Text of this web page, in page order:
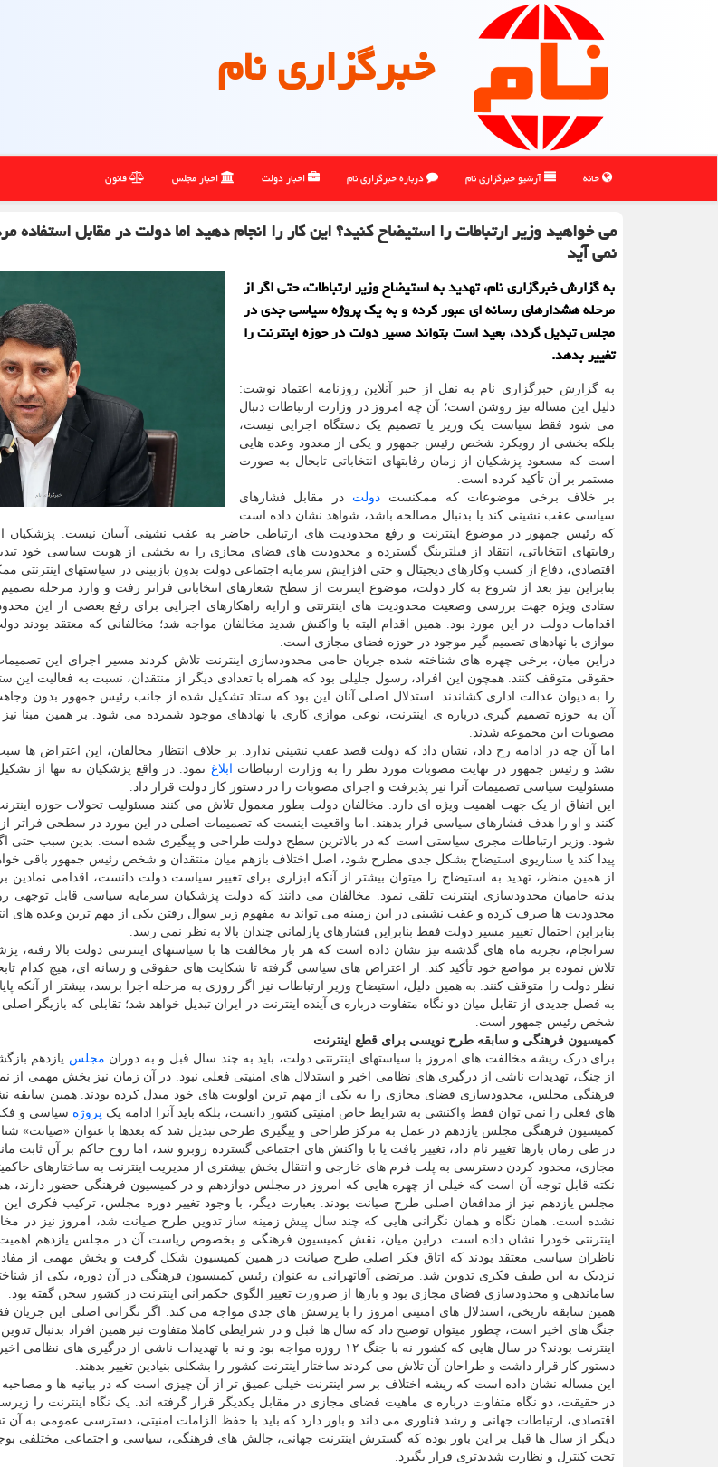
خبرگزاری نام
خانه آرشیو خبرگزاری نام درباره خبرگزاری نام اخبار دولت اخبار مجلس قانون
می خواهید وزیر ارتباطات را استیضاح کنید؟ این کار را انجام دهید اما دولت در مقابل استفاده
نمی آید
به گزارش خبرگزاری نام، تهدید به استیضاح وزیر ارتباطات، حتی اگر از
مرحله هشدارهای رسانه ای عبور کرده و به یک پروژه سیاسی جدی در
مجلس تبدیل گردد، بعید است بتواند مسیر دولت در حوزه اینترنت را
تغییر بدهد.
به گزارش خبرگزاری نام به نقل از خبر آنلاین روزنامه اعتماد نوشت:
دلیل این مساله نیز روشن است؛ آن چه امروز در وزارت ارتباطات دنبال
می شود فقط سیاست یک وزیر یا تصمیم یک دستگاه اجرایی نیست،
بلکه بخشی از رویکرد شخص رئیس جمهور و یکی از معدود وعده هایی
است که مسعود پزشکیان از زمان رقابتهای انتخاباتی تابحال به صورت
مستمر بر آن تأکید کرده است.
بر خلاف برخی موضوعات که ممکنست دولت در مقابل فشارهای
سیاسی عقب نشینی کند یا بدنبال مصالحه باشد، شواهد نشان داده است
که رئیس جمهور در موضوع اینترنت و رفع محدودیت های ارتباطی حاضر به عقب نشینی آسان نیست. پزشکیان
رقابتهای انتخاباتی، انتقاد از فیلترینگ گسترده و محدودیت های فضای مجازی را به بخشی از هویت سیاسی خود
اقتصادی، دفاع از کسب وکارهای دیجیتال و حتی افزایش سرمایه اجتماعی دولت بدون بازبینی در سیاستهای اینترنتی
بنابراین نیز بعد از شروع به کار دولت، موضوع اینترنت از سطح شعارهای انتخاباتی فراتر رفت و وارد مرحله
ستادی ویژه جهت بررسی وضعیت محدودیت های اینترنتی و ارایه راهکارهای اجرایی برای رفع بعضی از این
اقدامات دولت در این مورد بود. همین اقدام البته با واکنش شدید مخالفان مواجه شد؛ مخالفانی که معتقد بودند
موازی با نهادهای تصمیم گیر موجود در حوزه فضای مجازی است.
دراین میان، برخی چهره های شناخته شده جریان حامی محدودسازی اینترنت تلاش کردند مسیر اجرای این
حقوقی متوقف کنند. همچون این افراد، رسول جلیلی بود که همراه با تعدادی دیگر از منتقدان، نسبت به فعالیت این
را به دیوان عدالت اداری کشاندند. استدلال اصلی آنان این بود که ستاد تشکیل شده از جانب رئیس جمهور بدون
آن به حوزه تصمیم گیری درباره ی اینترنت، نوعی موازی کاری با نهادهای موجود شمرده می شود. بر همین مبنا
مصوبات این مجموعه شدند.
اما آن چه در ادامه رخ داد، نشان داد که دولت قصد عقب نشینی ندارد. بر خلاف انتظار مخالفان، این اعتراض ها
نشد و رئیس جمهور در نهایت مصوبات مورد نظر را به وزارت ارتباطات
ابلاغ نمود. در واقع پزشکیان نه تنها از
مسئولیت سیاسی تصمیمات آنرا نیز پذیرفت و اجرای مصوبات را در دستور کار دولت قرار داد.
این اتفاق از یک جهت اهمیت ویژه ای دارد. مخالفان دولت بطور معمول تلاش می کنند مسئولیت تحولات حوزه
کنند و او را هدف فشارهای سیاسی قرار بدهند. اما واقعیت اینست که تصمیمات اصلی در این مورد در سطحی فراتر از
شود. وزیر ارتباطات مجری سیاستی است که در بالاترین سطح دولت طراحی و پیگیری شده است. بدین سبب حتی
پیدا کند یا سناریوی استیضاح بشکل جدی مطرح شود، اصل اختلاف بازهم میان منتقدان و شخص رئیس جمهور باقی
از همین منظر، تهدید به استیضاح را میتوان بیشتر از آنکه ابزاری برای تغییر سیاست دولت دانست، اقدامی نمادین
بدنه حامیان محدودسازی اینترنت تلقی نمود. مخالفان می دانند که دولت پزشکیان سرمایه سیاسی قابل توجهی
محدودیت ها صرف کرده و عقب نشینی در این زمینه می تواند به مفهوم زیر سوال رفتن یکی از مهم ترین وعده های
بنابراین احتمال تغییر مسیر دولت فقط بنابراین فشارهای پارلمانی چندان بالا به نظر نمی رسد.
سرانجام، تجربه ماه های گذشته نیز نشان داده است که هر بار مخالفت ها با سیاستهای اینترنتی دولت بالا رفته،
تلاش نموده بر مواضع خود تأکید کند. از اعتراض های سیاسی گرفته تا شکایت های حقوقی و رسانه ای، هیچ کدام
نظر دولت را متوقف کنند. به همین دلیل، استیضاح وزیر ارتباطات نیز اگر روزی به مرحله اجرا برسد، بیشتر از آنکه
به فصل جدیدی از تقابل میان دو نگاه متفاوت درباره ی آینده اینترنت در ایران تبدیل خواهد شد؛ تقابلی که بازیگر اصلی
شخص رئیس جمهور است.
کمیسیون فرهنگی و سابقه طرح نویسی برای قطع اینترنت
برای درک ریشه مخالفت های امروز با سیاستهای اینترنتی دولت، باید به چند سال قبل و به دوران مجلس یازدهم
از جنگ، تهدیدات ناشی از درگیری های نظامی اخیر و استدلال های امنیتی فعلی نبود. در آن زمان نیز بخش مهمی از
فرهنگی مجلس، محدودسازی فضای مجازی را به یکی از مهم ترین اولویت های خود مبدل کرده بودند. همین سابقه
های فعلی را نمی توان فقط واکنشی به شرایط خاص امنیتی کشور دانست، بلکه باید آنرا ادامه یک پروژه سیاسی و
کمیسیون فرهنگی مجلس یازدهم در عمل به مرکز طراحی و پیگیری طرحی تبدیل شد که بعدها با عنوان «صیانت»
در طی زمان بارها تغییر نام داد، تغییر یافت یا با واکنش های اجتماعی گسترده روبرو شد، اما روح حاکم بر آن ثابت
مجازی، محدود کردن دسترسی به پلت فرم های خارجی و انتقال بخش بیشتری از مدیریت اینترنت به ساختارهای
نکته قابل توجه آن است که خیلی از چهره هایی که امروز در مجلس دوازدهم و در کمیسیون فرهنگی حضور دارند،
مجلس یازدهم نیز از مدافعان اصلی طرح صیانت بودند. بعبارت دیگر، با وجود تغییر دوره مجلس، ترکیب فکری این
نشده است. همان نگاه و همان نگرانی هایی که چند سال پیش زمینه ساز تدوین طرح صیانت شد، امروز نیز در
اینترنتی خودرا نشان داده است. دراین میان، نقش کمیسیون فرهنگی و بخصوص ریاست آن در مجلس یازدهم
ناظران سیاسی معتقد بودند که اتاق فکر اصلی طرح صیانت در همین کمیسیون شکل گرفت و بخش مهمی از
نزدیک به این طیف فکری تدوین شد. مرتضی آقاتهرانی به عنوان رئیس کمیسیون فرهنگی در آن دوره، یکی از
ساماندهی و محدودسازی فضای مجازی بود و بارها از ضرورت تغییر الگوی حکمرانی اینترنت در کشور سخن گفته بود.
همین سابقه تاریخی، استدلال های امنیتی امروز را با پرسش های جدی مواجه می کند. اگر نگرانی اصلی این جریان
جنگ های اخیر است، چطور میتوان توضیح داد که سال ها قبل و در شرایطی کاملا متفاوت نیز همین افراد بدنبال
اینترنت بودند؟ در سال هایی که کشور نه با جنگ ۱۲ روزه مواجه بود و نه با تهدیدات ناشی از
دستور کار قرار داشت و طراحان آن تلاش می کردند ساختار اینترنت کشور را بشکلی بنیادین تغییر بدهند.
این مساله نشان داده است که ریشه اختلاف بر سر اینترنت خیلی عمیق تر از آن چیزی است که در بیانیه ها و
در حقیقت، دو نگاه متفاوت درباره ی ماهیت فضای مجازی در مقابل یکدیگر قرار گرفته اند. یک نگاه اینترنت را
اقتصادی، ارتباطات جهانی و رشد فناوری می داند و باور دارد که باید با حفظ الزامات امنیتی، دسترسی عمومی به آن
دیگر از سال ها قبل بر این باور بوده که گسترش اینترنت جهانی، چالش های فرهنگی، سیاسی و اجتماعی مختلفی
تحت کنترل و نظارت شدیدتری قرار بگیرد.